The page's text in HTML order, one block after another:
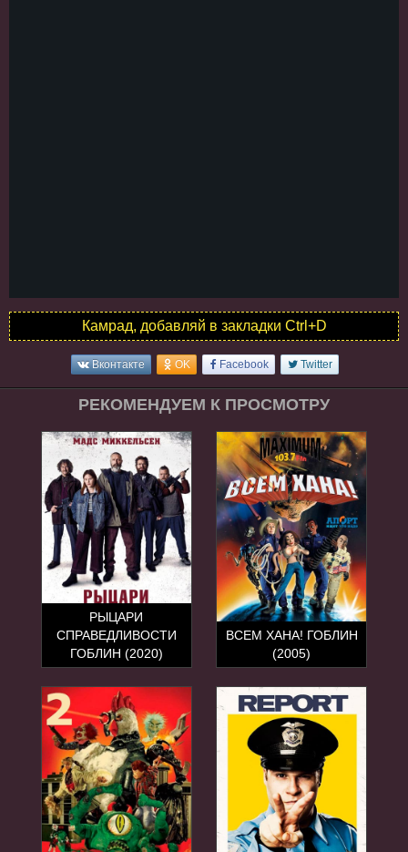
Камрад, добавляй в закладки Ctrl+D
Вконтакте OK Facebook Twitter
РЕКОМЕНДУЕМ К ПРОСМОТРУ
РЫЦАРИ
СПРАВЕДЛИВОСТИ
ГОБЛИН (2020)
ВСЕМ ХАНА! ГОБЛИН
(2005)